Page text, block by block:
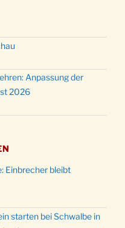
Anpassung der
2026
Einbrecher bleibt
starten bei Schwalbe in